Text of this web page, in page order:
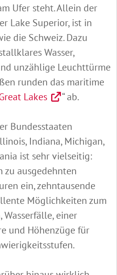
Ufer steht. Allein der
Lake Superior, ist in
die Schweiz. Dazu
Wasser,
unzählige Leuchttürme
runden das maritime
Lakes “ ab.
Bundesstaaten
Indiana, Michigan,
ist sehr vielseitig:
zu ausgedehnten
ein, zehntausende
Möglichkeiten zum
Wasserfälle, einer
und Höhenzüge für